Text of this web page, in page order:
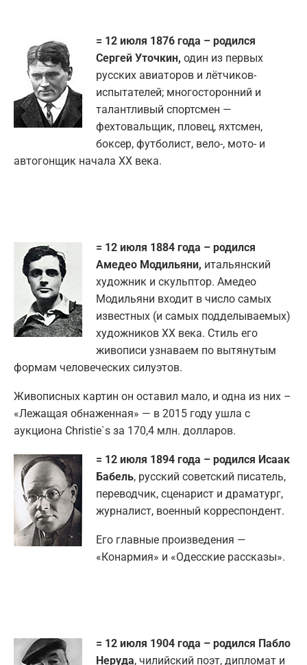
= 12 июля 1876 года – родился
Сергей Уточкин, один из первых
русских авиаторов и лётчиков-
испытателей; многосторонний и
талантливый спортсмен —
фехтовальщик, пловец, яхтсмен,
боксер, футболист, вело-, мото- и
автогонщик начала XX века.
= 12 июля 1884 года – родился
Амедео Модильяни, итальянский
художник и скульптор. Амедео
Модильяни входит в число самых
известных (и самых подделываемых)
художников ХХ века. Стиль его
живописи узнаваем по вытянутым
формам человеческих силуэтов.
Живописных картин он оставил мало, и одна из них –
«Лежащая обнаженная» — в 2015 году ушла с
аукциона Christie`s за 170,4 млн. долларов.
= 12 июля 1894 года – родился Исаак
Бабель, русский советский писатель,
переводчик, сценарист и драматург,
журналист, военный корреспондент.
Его главные произведения —
«Конармия» и «Одесские рассказы».
= 12 июля 1904 года – родился Пабло
Неруда, чилийский поэт, дипломат и